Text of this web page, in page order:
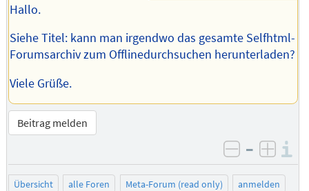
Hallo.
Siehe Titel: kann man irgendwo das gesamte Selfhtml-
Forumsarchiv zum Offlinedurchsuchen herunterladen?
Viele Grüße.
Beitrag melden
negativ
–
Übersicht alle Foren Meta-Forum (read only)
anmelden